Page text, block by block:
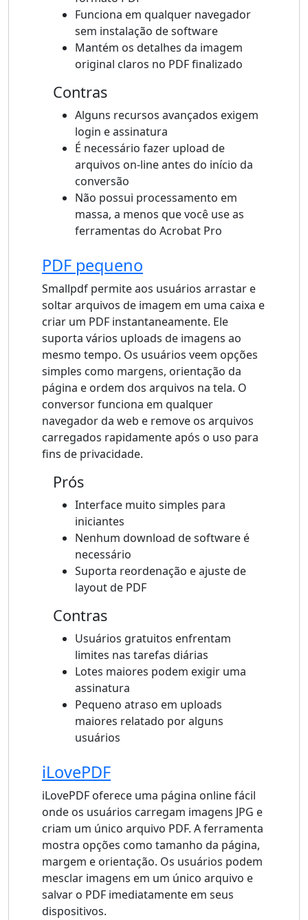
Funciona em qualquer navegador
sem instalação de software
Mantém os detalhes da imagem
original claros no PDF finalizado
Contras
Alguns recursos avançados exigem
login e assinatura
É necessário fazer upload de
arquivos on-line antes do início da
conversão
Não possui processamento em
massa, a menos que você use as
ferramentas do Acrobat Pro
PDF pequeno
Smallpdf permite aos usuários arrastar e
soltar arquivos de imagem em uma caixa e
criar um PDF instantaneamente. Ele
suporta vários uploads de imagens ao
mesmo tempo. Os usuários veem opções
simples como margens, orientação da
página e ordem dos arquivos na tela. O
conversor funciona em qualquer
navegador da web e remove os arquivos
carregados rapidamente após o uso para
fins de privacidade.
Prós
Interface muito simples para
iniciantes
Nenhum download de software é
necessário
Suporta reordenação e ajuste de
layout de PDF
Contras
Usuários gratuitos enfrentam
limites nas tarefas diárias
Lotes maiores podem exigir uma
assinatura
Pequeno atraso em uploads
maiores relatado por alguns
usuários
iLovePDF
iLovePDF oferece uma página online fácil
onde os usuários carregam imagens JPG e
criam um único arquivo PDF. A ferramenta
mostra opções como tamanho da página,
margem e orientação. Os usuários podem
mesclar imagens em um único arquivo e
salvar o PDF imediatamente em seus
dispositivos.